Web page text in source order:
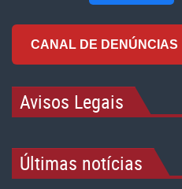
CANAL DE DENÚNCIAS
Avisos Legais
Últimas notícias